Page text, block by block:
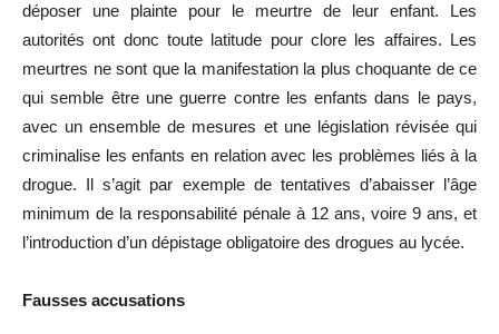
déposer une plainte pour le meurtre de leur enfant. Les
autorités ont donc toute latitude pour clore les affaires. Les
meurtres ne sont que la manifestation la plus choquante de ce
qui semble être une guerre contre les enfants dans le pays,
avec un ensemble de mesures et une législation révisée qui
criminalise les enfants en relation avec les problèmes liés à la
drogue. Il s’agit par exemple de tentatives d’abaisser l’âge
minimum de la responsabilité pénale à 12 ans, voire 9 ans, et
l’introduction d’un dépistage obligatoire des drogues au lycée.
Fausses accusations